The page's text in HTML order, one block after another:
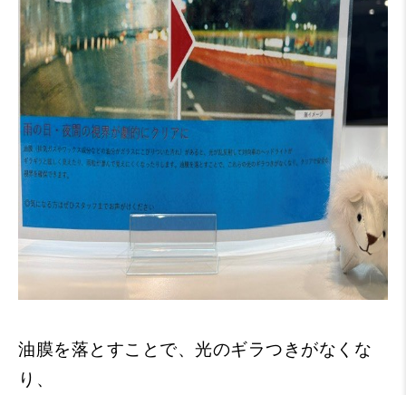
油膜を落とすことで、光のギラつきがなくな
り、